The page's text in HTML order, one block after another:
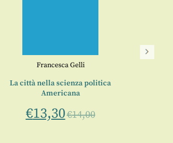
Francesca Gelli
La città nella scienza politica
Americana
€13,30€14,00